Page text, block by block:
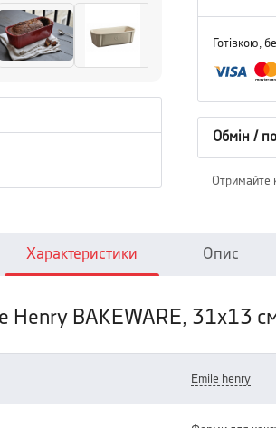
Готівкою,
Обмін /
Отримайте
Характеристики Опис
Henry BAKEWARE, 31x13
emile henry